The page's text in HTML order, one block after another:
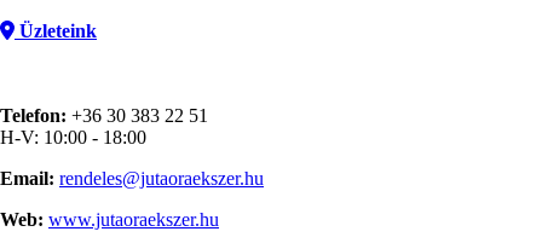
Üzleteink
Telefon: +36 30 383 22 51
H-V: 10:00 - 18:00
Email: rendeles@jutaoraekszer.hu
Web: www.jutaoraekszer.hu